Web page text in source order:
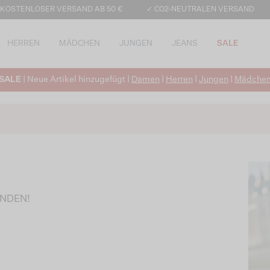
VERSAND AB 50 € ✓ CO2-NEUTRALEN VERSAND
HERREN MÄDCHEN JUNGEN JEANS SALE
| Neue Artikel hinzugefügt | Damen Herren Jungen